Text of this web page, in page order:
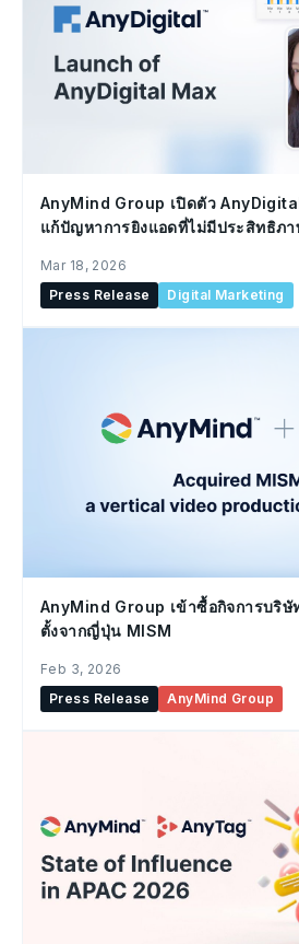
AnyMind Group เปิดตัว
แก้ปัญหาการยิงแอดที่ไม่มีประสิทธิภ
(UGC)
Mar 18, 2026
Press Release
Digital Marketing
AnyMind Group เข้าซื้อกิจการบริ
ตั้งจากญี่ปุ่น MISM
Feb 3, 2026
Press Release
AnyMind Group